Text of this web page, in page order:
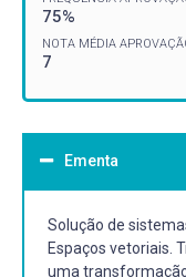
75%
NOTA MÉDIA
7
Ementa
Solução de
Espaços vetoriais.
uma